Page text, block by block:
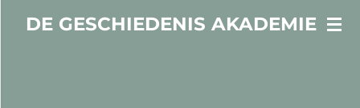
DE GESCHIEDENIS AKADEMIE